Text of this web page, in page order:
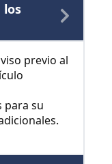
los
previo al
para su